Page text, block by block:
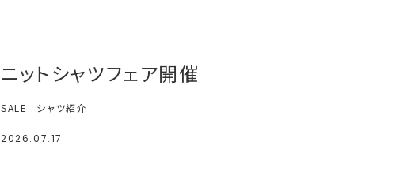
ニットシャツフェア開催
SALE シャツ紹介
2026.07.17